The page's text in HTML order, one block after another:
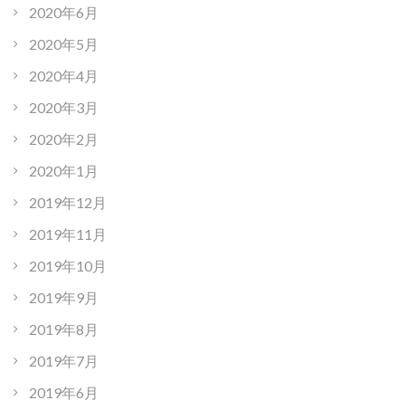
2020年6月
2020年5月
2020年4月
2020年3月
2020年2月
2020年1月
2019年12月
2019年11月
2019年10月
2019年9月
2019年8月
2019年7月
2019年6月